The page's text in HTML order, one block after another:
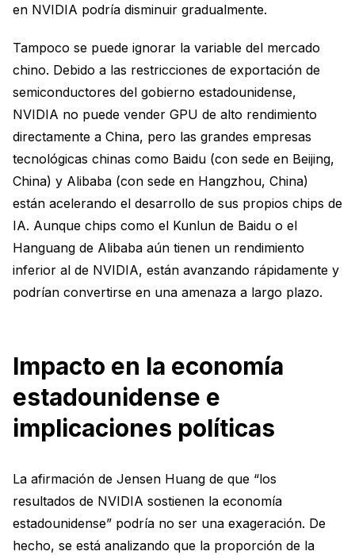
en NVIDIA podría disminuir gradualmente.
Tampoco se puede ignorar la variable del mercado
chino. Debido a las restricciones de exportación de
semiconductores del gobierno estadounidense,
NVIDIA no puede vender GPU de alto rendimiento
directamente a China, pero las grandes empresas
tecnológicas chinas como Baidu (con sede en Beijing,
China) y Alibaba (con sede en Hangzhou, China)
están acelerando el desarrollo de sus propios chips de
IA. Aunque chips como el Kunlun de Baidu o el
Hanguang de Alibaba aún tienen un rendimiento
inferior al de NVIDIA, están avanzando rápidamente y
podrían convertirse en una amenaza a largo plazo.
Impacto en la economía
estadounidense e
implicaciones políticas
La afirmación de Jensen Huang de que “los
resultados de NVIDIA sostienen la economía
estadounidense” podría no ser una exageración. De
hecho, se está analizando que la proporción de la